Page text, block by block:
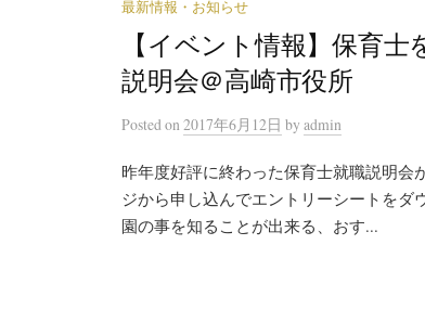
最新情報・お知らせ
【イベント情報】保育
説明会＠高崎市役所
Postedon 2017年6月12日 by admin
昨年度好評に終わった保育士就職説明会
ジから申し込んでエントリーシートを
園の事を知ることが出来る、おす...